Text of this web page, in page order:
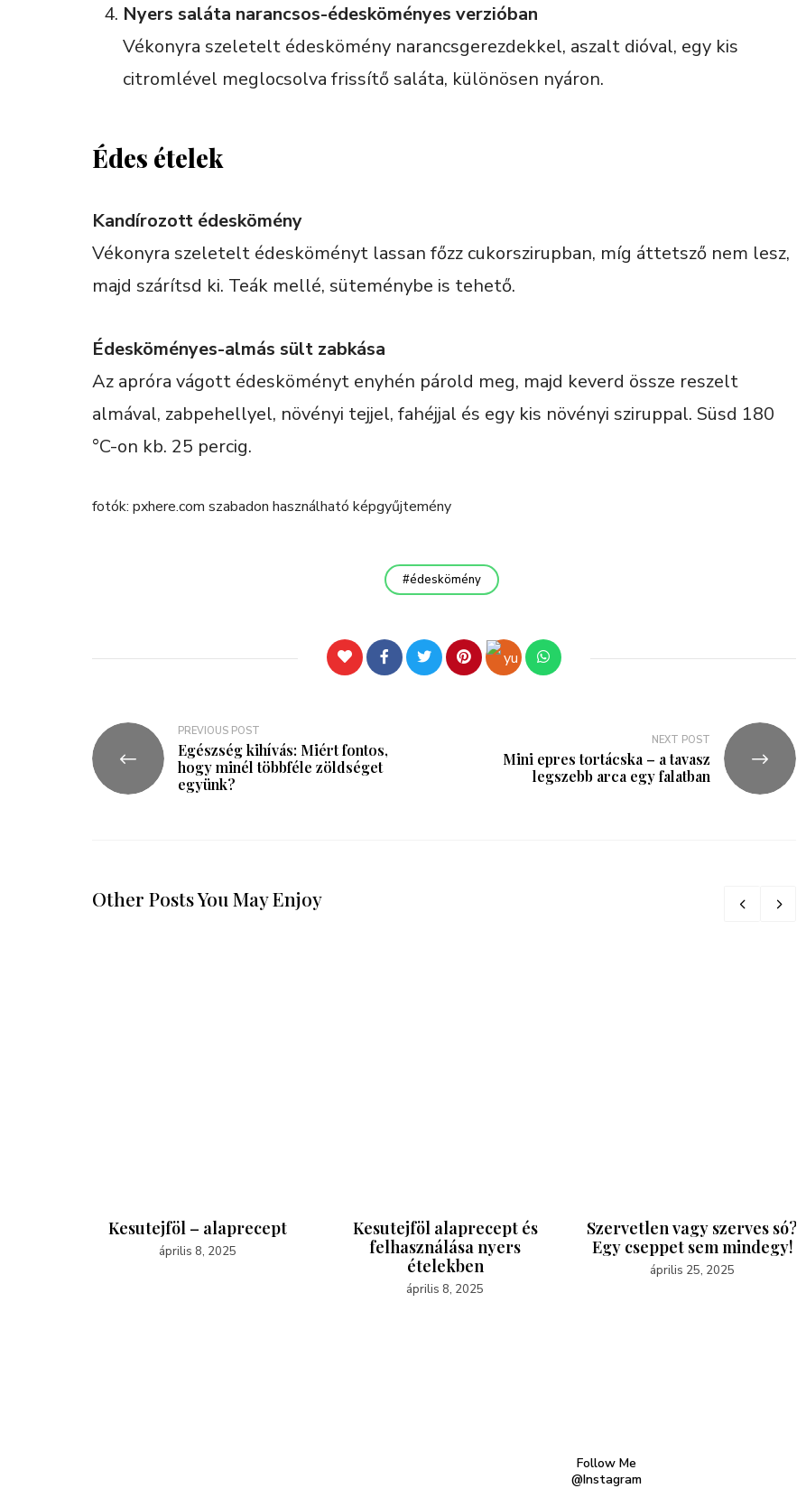
Nyers saláta narancsos-édesköményes verzióban
Vékonyra szeletelt édeskömény narancsgerezdekkel, aszalt dióval, egy kis
citromlével meglocsolva frissítő saláta, különösen nyáron.
Édes ételek
Kandírozott édeskömény
Vékonyra szeletelt édesköményt lassan főzz cukorszirupban, míg áttetsző nem lesz,
majd szárítsd ki. Teák mellé, süteménybe is tehető.
Édesköményes-almás sült zabkása
Az apróra vágott édesköményt enyhén párold meg, majd keverd össze reszelt
almával, zabpehellyel, növényi tejjel, fahéjjal és egy kis növényi sziruppal. Süsd 180
°C-on kb. 25 percig.
fotók: pxhere.com szabadon használható képgyűjtemény
édeskömény
PREVIOUS POST
Egészség kihívás: Miért fontos,
hogy minél többféle zöldséget
együnk?
NEXT POST
Mini epres tortácska – a tavasz
legszebb arca egy falatban
Other Posts You May Enjoy
Kesutejföl – alaprecept
április 8, 2025
Kesutejföl alaprecept és
felhasználása nyers
ételekben
április 8, 2025
Szervetlen vagy szerves só?
Egy cseppet sem mindegy!
április 25, 2025
Follow Me
@Instagram